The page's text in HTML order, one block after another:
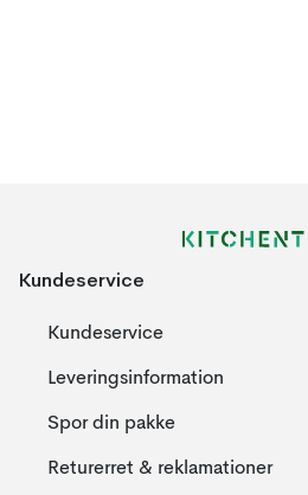
Kundeservice
Kundeservice
Leveringsinformation
Spor din pakke
Returerret & reklamationer